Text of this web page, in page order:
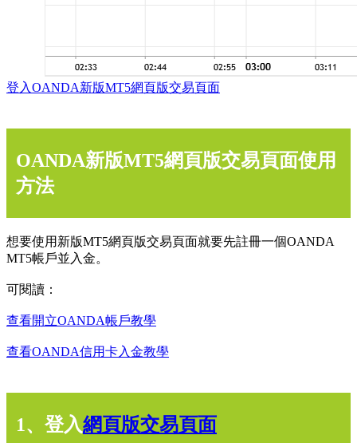
登入OANDA新版MT5網頁版交易頁面
OANDA新版MT5網頁版交易頁面使用
方法
想要使用新版MT5網頁版交易頁面就要先註冊一個OANDA
MT5帳戶並入金。
可閱讀：
查看開立OANDA帳戶教學
查看OANDA信用卡入金教學
1、登入網頁版交易頁面